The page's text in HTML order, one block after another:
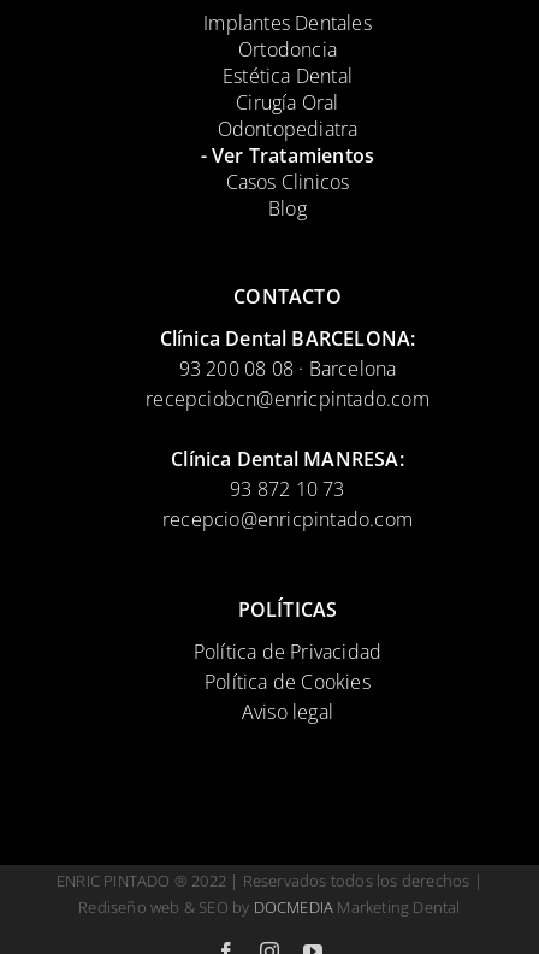
Implantes Dentales
Ortodoncia
Estética Dental
Cirugía Oral
Odontopediatra
- Ver Tratamientos
Casos Clinicos
Blog
CONTACTO
Clínica Dental BARCELONA:
93 200 08 08 · Barcelona
recepciobcn@enricpintado.com
Clínica Dental MANRESA:
93 872 10 73
recepcio@enricpintado.com
POLÍTICAS
Política de Privacidad
Política de Cookies
Aviso legal
ENRIC PINTADO ® 2022 | Reservados todos los derechos |
Rediseño web & SEO by DOCMEDIA Marketing Dental